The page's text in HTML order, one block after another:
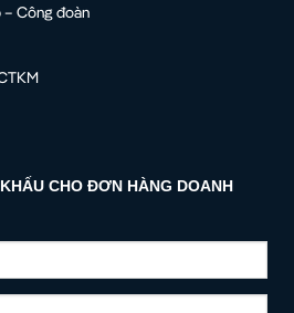
– Công đoàn
CHO ĐƠN HÀNG DOANH